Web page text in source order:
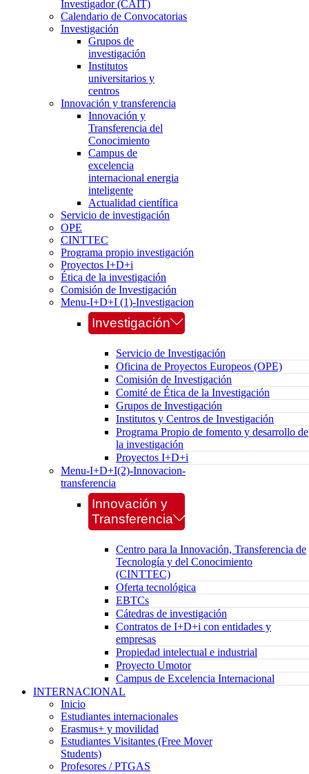
Investigador (CAIT)
Calendario de Convocatorias
Investigación
Grupos de
investigación
Institutos
universitarios y
centros
Innovación y transferencia
Innovación y
Transferencia del
Conocimiento
Campus de
excelencia
internacional energia
inteligente
Actualidad científica
Servicio de investigación
OPE
CINTTEC
Programa propio investigación
Proyectos I+D+i
Ética de la investigación
Comisión de Investigación
Menu-I+D+I (1)-Investigacion
Investigación
Servicio de Investigación
Oficina de Proyectos Europeos (OPE)
Comisión de Investigación
Comité de Ética de la Investigación
Grupos de Investigación
Institutos y Centros de Investigación
Programa Propio de fomento y desarrollo de
la investigación
Proyectos I+D+i
Menu-I+D+I(2)-Innovacion-
transferencia
Innovación y
Transferencia
Centro para la Innovación, Transferencia de
Tecnología y del Conocimiento
(CINTTEC)
Oferta tecnológica
EBTCs
Cátedras de investigación
Contratos de I+D+i con entidades y
empresas
Propiedad intelectual e industrial
Proyecto Umotor
Campus de Excelencia Internacional
INTERNACIONAL
Inicio
Estudiantes internacionales
Erasmus+ y movilidad
Estudiantes Visitantes (Free Mover
Students)
Profesores / PTGAS